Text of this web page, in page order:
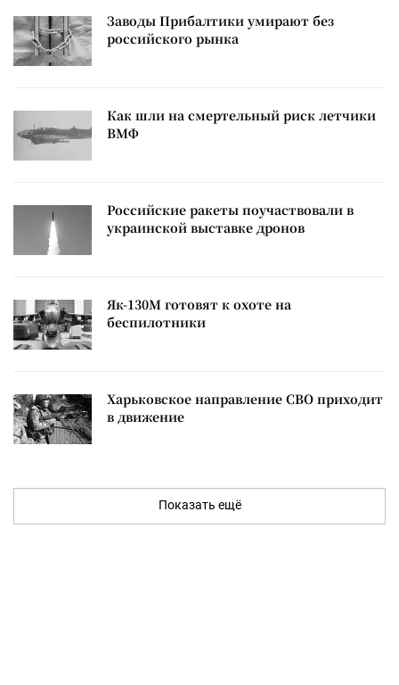
Заводы Прибалтики умирают без
российского рынка
Как шли на смертельный риск летчики
ВМФ
Российские ракеты поучаствовали в
украинской выставке дронов
Як-130М готовят к охоте на
беспилотники
Харьковское направление СВО приходит
в движение
Показать ещё